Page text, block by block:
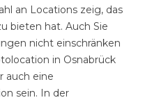
an Locations zeig, das
bieten hat. Auch Sie
nicht einschränken
in Osnabrück
auch eine
sein. In der